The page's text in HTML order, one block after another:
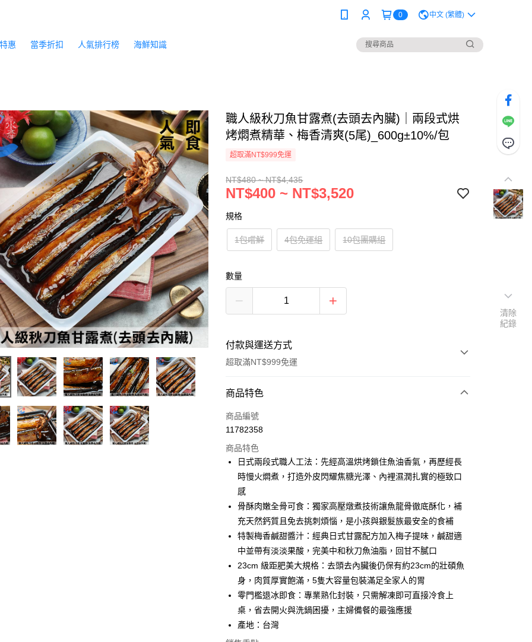
0 中文 (繁體)
惠 當季折扣 人氣排行榜 海鮮知識
職人級秋刀魚甘露煮(去頭去內臟)｜兩段式烘
烤燜煮精華、梅香清爽(5尾)_600g±10%/包
超取滿NT$999免運
NT$480 ~ NT$4,435
NT$400 ~ NT$3,520
規格
1包嚐鮮 4包免運組 10包團購組
數量
付款與運送方式
超取滿NT$999免運
付款方式
信用卡一次付款
3 期 0 利率 每期 NT$133 21家銀行
合作金庫商業銀行
第一商業銀行
華南商業銀行
國泰世華商業銀行
兆豐國際商業銀行
臺灣中小企業銀行
台中商業銀行
匯豐（台灣）商業銀行
華泰商業銀行
聯邦商業銀行
遠東國際商業銀行
元大商業銀行
永豐商業銀行
台新國際商業銀行
中國信託商業銀行
台灣樂天信用卡公司
6 期 0 利率 每期NT$66 21家銀行
合作金庫商業銀行
華南商業銀行
彰化商業銀行
上海商業儲蓄銀行
台北富邦商業銀行
臺灣中小企業銀行
台中商業銀行
匯豐（台灣）商業銀行
華泰商業銀行
聯邦商業銀行
遠東國際商業銀行
元大商業銀行
永豐商業銀行
玉山商業銀行
星展（台灣）商業銀行
台灣樂天信用卡公司
LINE Pay
Apple Pay
街口支付
悠遊付
Google Pay
ATM付款
貨到付款
商品特色
商品編號
11782358
商品特色
日式兩段式職人工法：先經高溫烘烤鎖住魚油香氣，再歷經長
時慢火燜煮，打造外皮閃耀焦糖光澤、內裡濕潤扎實的極致口
感
骨酥肉嫩全骨可食：獨家高壓燉煮技術讓魚龍骨徹底酥化，補
充天然鈣質且免去挑刺煩惱，是小孩與銀髮族最安全的食補
特製梅香鹹甜醬汁：經典日式甘露配方加入梅子提味，鹹甜適
中並帶有淡淡果酸，完美中和秋刀魚油脂，回甘不膩口
23cm 級距肥美大規格：去頭去內臟後仍保有約23cm的壯碩魚
身，肉質厚實飽滿，5隻大容量包裝滿足全家人的胃
零門檻退冰即食：專業熟化封裝，只需解凍即可直接冷食上
桌，省去開火與洗鍋困擾，主婦備餐的最強應援
產地：台灣
清除
紀錄